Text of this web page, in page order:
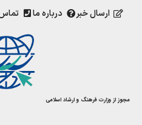
ارسال خبر درباره ما تماس
مجوز از وزارت فرهنگ و ارشاد اسلامی